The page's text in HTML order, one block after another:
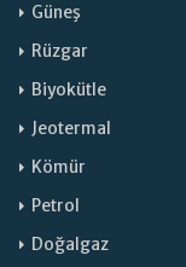
Güneş
Rüzgar
Biyokütle
Jeotermal
Kömür
Petrol
Doğalgaz